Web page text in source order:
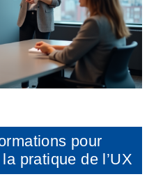
pour
pratique de l’UX